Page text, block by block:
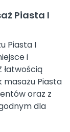
Piasta I
Piasta I
i
łatwością
Piasta
oraz z
dla